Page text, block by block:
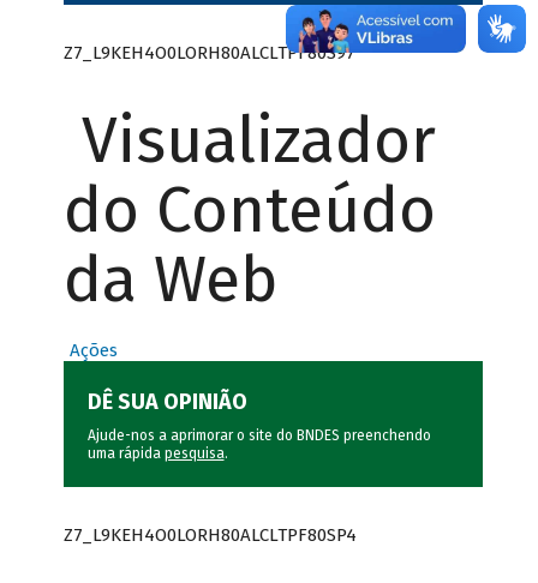
Z7_L9KEH4O0LORH80ALCLTPF80S97
Visualizador
do Conteúdo
da Web
Ações
DÊ SUA OPINIÃO
Ajude-nos a aprimorar o site do BNDES preenchendo
uma rápida pesquisa.
Z7_L9KEH4O0LORH80ALCLTPF80SP4